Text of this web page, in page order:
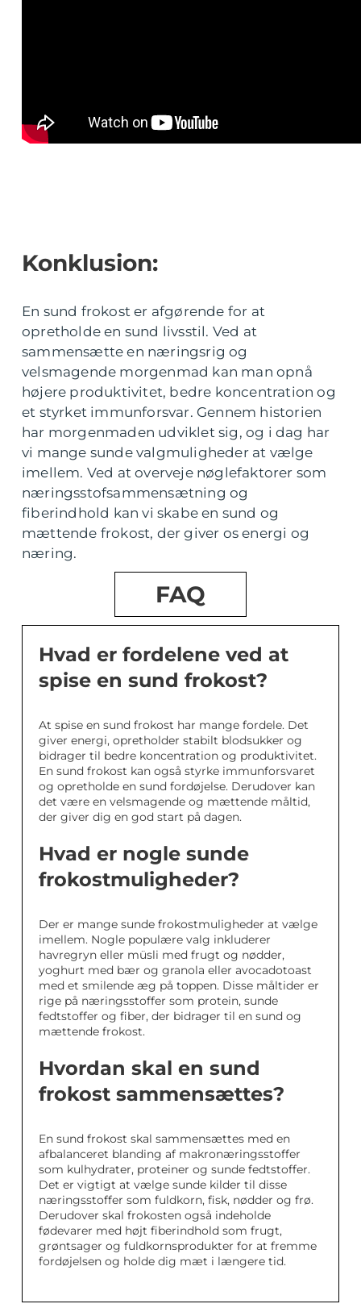
Konklusion:
En sund frokost er afgørende for at
opretholde en sund livsstil. Ved at
sammensætte en næringsrig og
velsmagende morgenmad kan man opnå
højere produktivitet, bedre koncentration og
et styrket immunforsvar. Gennem historien
har morgenmaden udviklet sig, og i dag har
vi mange sunde valgmuligheder at vælge
imellem. Ved at overveje nøglefaktorer som
næringsstofsammensætning og
fiberindhold kan vi skabe en sund og
mættende frokost, der giver os energi og
næring.
FAQ
Hvad er fordelene ved at
spise en sund frokost?
At spise en sund frokost har mange fordele. Det
giver energi, opretholder stabilt blodsukker og
bidrager til bedre koncentration og produktivitet.
En sund frokost kan også styrke immunforsvaret
og opretholde en sund fordøjelse. Derudover kan
det være en velsmagende og mættende måltid,
der giver dig en god start på dagen.
Hvad er nogle sunde
frokostmuligheder?
Der er mange sunde frokostmuligheder at vælge
imellem. Nogle populære valg inkluderer
havregryn eller müsli med frugt og nødder,
yoghurt med bær og granola eller avocadotoast
med et smilende æg på toppen. Disse måltider er
rige på næringsstoffer som protein, sunde
fedtstoffer og fiber, der bidrager til en sund og
mættende frokost.
Hvordan skal en sund
frokost sammensættes?
En sund frokost skal sammensættes med en
afbalanceret blanding af makronæringsstoffer
som kulhydrater, proteiner og sunde fedtstoffer.
Det er vigtigt at vælge sunde kilder til disse
næringsstoffer som fuldkorn, fisk, nødder og frø.
Derudover skal frokosten også indeholde
fødevarer med højt fiberindhold som frugt,
grøntsager og fuldkornsprodukter for at fremme
fordøjelsen og holde dig mæt i længere tid.